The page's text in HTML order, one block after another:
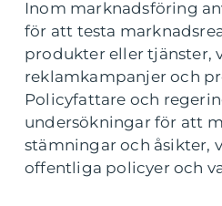
Inom marknadsföring
för att testa
produkter eller tjänster,
reklamkampanjer och
Policyfattare och
undersökningar för att
stämningar och åsikter,
offentliga policyer och